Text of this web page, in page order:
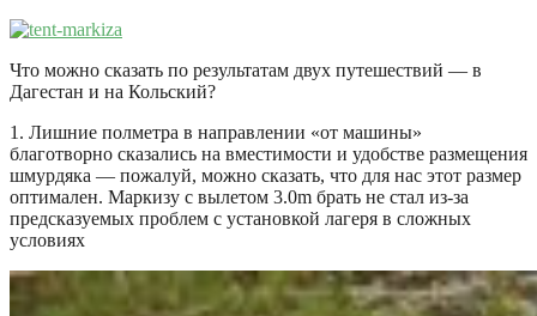
Что можно сказать по результатам двух путешествий — в
Дагестан и на Кольский?
1. Лишние полметра в направлении «от машины»
благотворно сказались на вместимости и удобстве размещения
шмурдяка — пожалуй, можно сказать, что для нас этот размер
оптимален. Маркизу с вылетом 3.0m брать не стал из-за
предсказуемых проблем с установкой лагеря в сложных
условиях